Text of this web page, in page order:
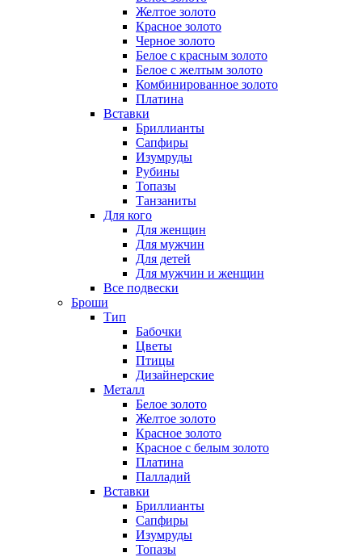
Желтое золото
Красное золото
Черное золото
Белое с красным золото
Белое с желтым золото
Комбинированное золото
Платина
Вставки
Бриллианты
Сапфиры
Изумруды
Рубины
Топазы
Танзаниты
Для кого
Для женщин
Для мужчин
Для детей
Для мужчин и женщин
Все подвески
Броши
Тип
Бабочки
Цветы
Птицы
Дизайнерские
Металл
Белое золото
Желтое золото
Красное золото
Красное с белым золото
Платина
Палладий
Вставки
Бриллианты
Сапфиры
Изумруды
Топазы